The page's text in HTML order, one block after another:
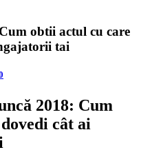
obtii actul cu care
tai
2018: Cum
cât ai